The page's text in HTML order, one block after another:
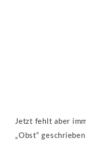
Jetzt fehlt aber
„Obst“